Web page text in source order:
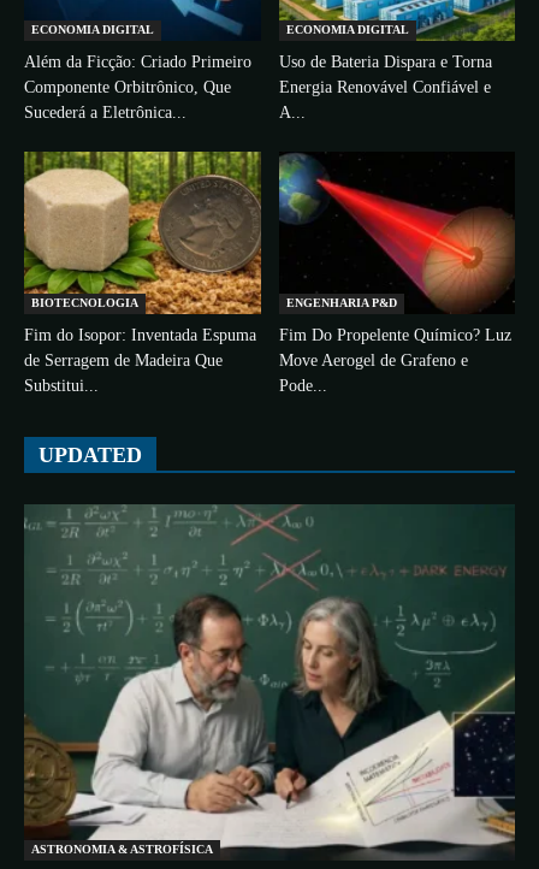
ECONOMIA DIGITAL
Além da Ficção: Criado Primeiro
Componente Orbitrônico, Que
Sucederá a Eletrônica...
ECONOMIA DIGITAL
Uso de Bateria Dispara e Torna
Energia Renovável Confiável e
A...
BIOTECNOLOGIA
Fim do Isopor: Inventada Espuma
de Serragem de Madeira Que
Substitui...
ENGENHARIA P&D
Fim Do Propelente Químico? Luz
Move Aerogel de Grafeno e
Pode...
UPDATED
ASTRONOMIA & ASTROFÍSICA